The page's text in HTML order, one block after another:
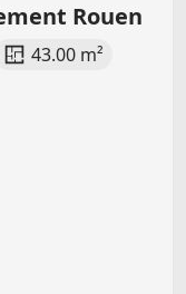
Rouen
43.00 m²